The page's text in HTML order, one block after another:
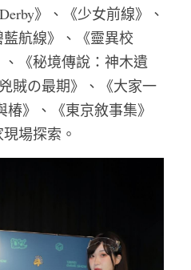
》、《少女前線》、
藍航線》、《靈異校
《秘境傳說：神木遺
賊の最期》、《大家一
》、《東京敘事集》
場探索。